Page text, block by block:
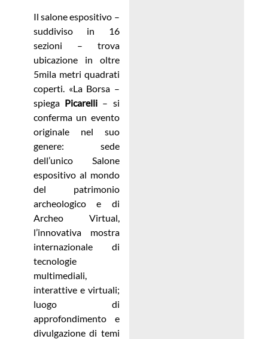
Il salone espositivo –
suddiviso in 16
sezioni – trova
ubicazione in oltre
5mila metri quadrati
coperti. «La Borsa –
spiega Picarelli – si
conferma un evento
originale nel suo
genere: sede
dell’unico Salone
espositivo al mondo
del patrimonio
archeologico e di
Archeo Virtual,
l’innovativa mostra
internazionale di
tecnologie
multimediali,
interattive e virtuali;
luogo di
approfondimento e
divulgazione di temi